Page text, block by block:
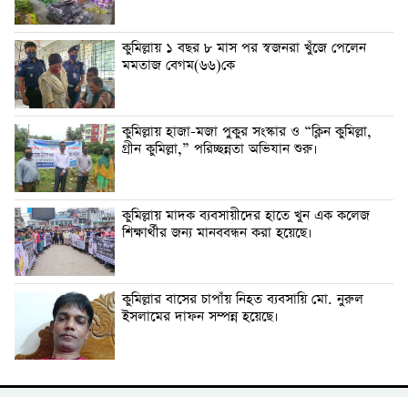
কুমিল্লায় ১ বছর ৮ মাস পর স্বজনরা খুঁজে পেলেন
মমতাজ বেগম(৬৬)কে
কুমিল্লায় হাজা-মজা পুকুর সংস্কার ও “ক্লিন কুমিল্লা,
গ্রীন কুমিল্লা,” পরিচ্ছন্নতা অভিযান শুরু।
কুমিল্লায় মাদক ব্যবসায়ীদের হাতে খুন এক কলেজ
শিক্ষার্থীর জন্য মানববন্ধন করা হয়েছে।
কুমিল্লার বাসের চাপাঁয় নিহত ব্যবসায়ি মো. নুরুল
ইসলামের দাফন সম্পন্ন হয়েছে।